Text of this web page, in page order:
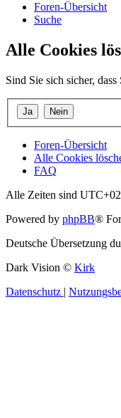
Foren-Übersicht
Suche
Alle Cookies
Sind Sie sich sicher,
Foren-Übersicht
Alle Cookies
FAQ
Alle Zeiten sind
Powered by phpBB®
Deutsche Übersetzung
Dark Vision © Kirk
Datenschutz |